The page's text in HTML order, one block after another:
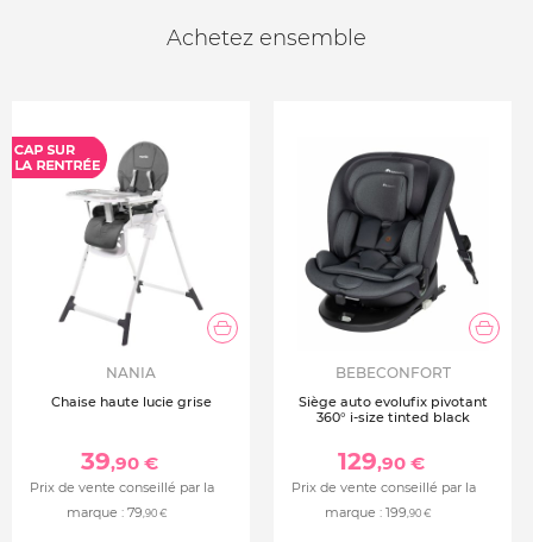
Achetez ensemble
NANIA
Chaise haute lucie grise
39,90 €
Prix de vente conseillé par la
marque : 79,90 €
BEBECONFORT
Siège auto evolufix pivotant
360° i-size tinted black
129,90 €
Prix de vente conseillé par la
marque : 199,90 €